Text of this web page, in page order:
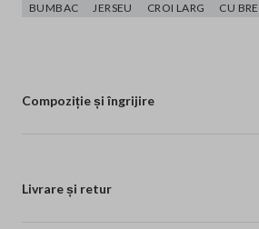
BUMBAC JERSEU CROI LARG CU
Compoziție și îngrijire
Livrare și retur